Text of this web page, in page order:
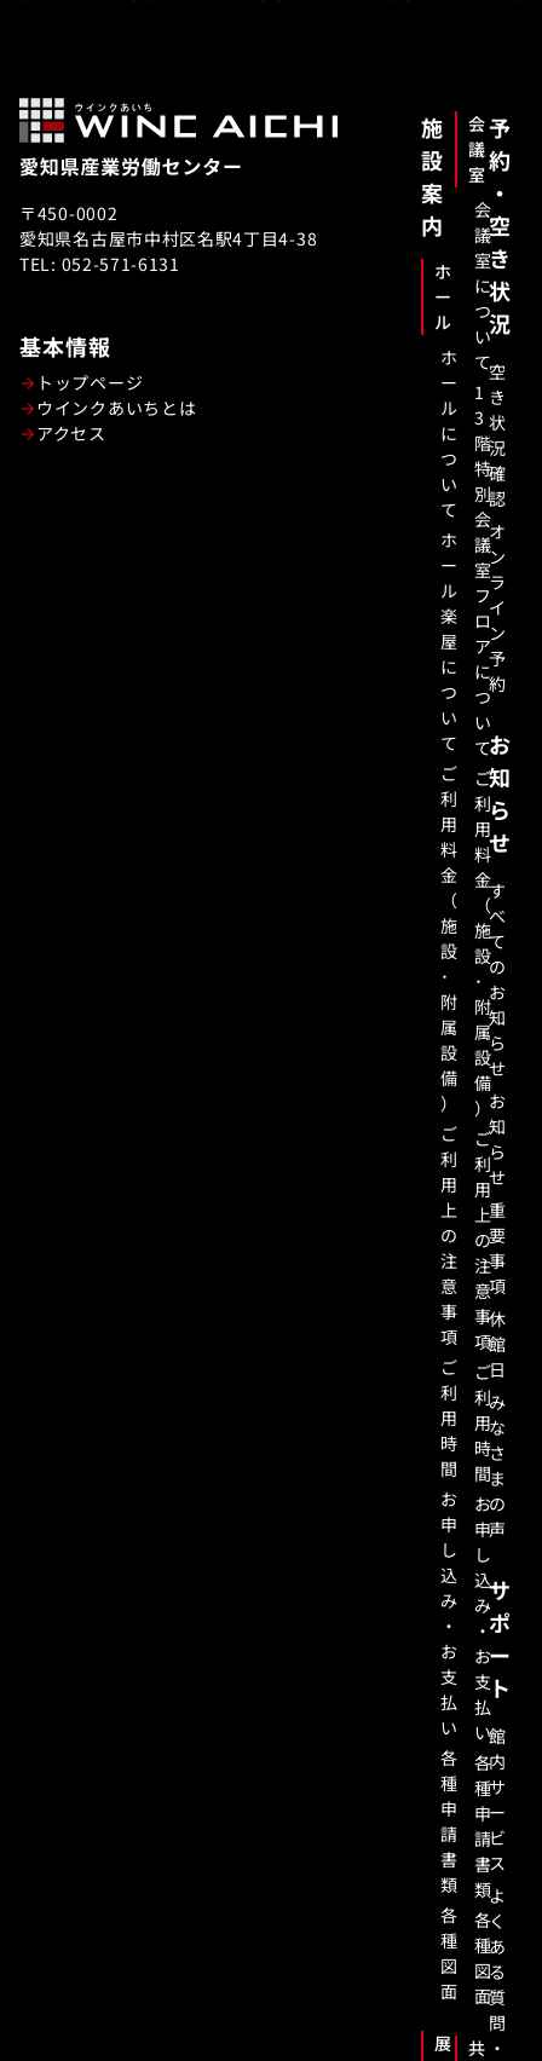
〒450-0002
愛知県名古屋市中村区名駅4丁目4-38
TEL: 052-571-6131
基本情報
トップページ
ウインクあいちとは
アクセス
施
設
案
内
ホ
ー
ル
ホ
ー
ル
に
つ
い
て
ホ
ー
ル
楽
屋
に
つ
い
て
ご
利
用
料
金
（
施
設
･
附
属
設
備
）
ご
利
用
上
の
注
意
事
項
ご
利
用
時
間
お
申
し
込
み
・
お
支
払
い
各
種
申
請
書
類
各
種
図
面
展
会
議
室
会
議
室
に
つ
い
て
1
3
階
特
別
会
議
室
フ
ロ
ア
に
つ
い
て
ご
利
用
料
金
（
施
設
･
附
属
設
備
）
ご
利
用
上
の
注
意
事
項
ご
利
用
時
間
お
申
し
込
み
・
お
支
払
い
各
種
申
請
書
類
各
種
図
面
共
予
約
・
空
き
状
況
空
き
状
況
確
認
オ
ン
ラ
イ
ン
予
約
お
知
ら
せ
す
べ
て
の
お
知
ら
せ
お
知
ら
せ
重
要
事
項
休
館
日
み
な
さ
ま
の
声
サ
ポ
ー
ト
館
内
サ
ー
ビ
ス
よ
く
あ
る
質
問
・